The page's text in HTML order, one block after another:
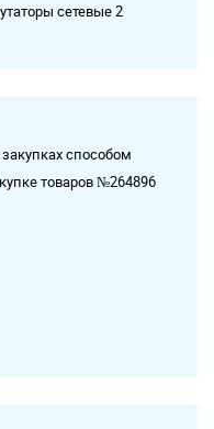
сетевые 2
способом
товаров №264896